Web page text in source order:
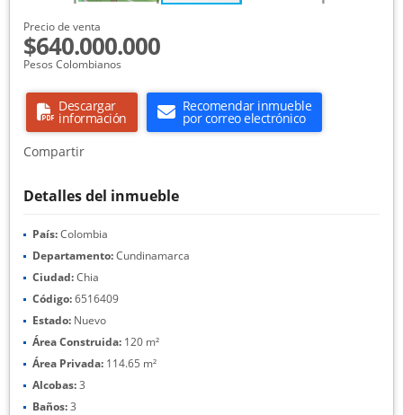
Precio de venta
$640.000.000
Pesos Colombianos
Descargar
información
Recomendar inmueble
por correo electrónico
Compartir
Detalles del inmueble
País:Colombia
Departamento:Cundinamarca
Ciudad:Chia
Código:6516409
Estado: Nuevo
Área Construida: 120 m²
Área Privada: 114.65 m²
Alcobas:3
Baños:3